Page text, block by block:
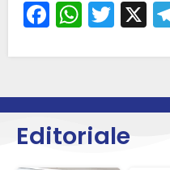
X
Editoriale